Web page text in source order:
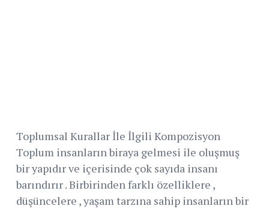
Toplumsal Kurallar İle İlgili Kompozisyon
Toplum insanların biraya gelmesi ile oluşmuş
bir yapıdır ve içerisinde çok sayıda insanı
barındırır . Birbirinden farklı özelliklere ,
düşüncelere , yaşam tarzına sahip insanların bir